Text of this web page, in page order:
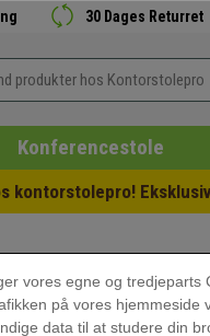
30 Dages Returret
Konferencestole
kontorstolepro!
vores egne og tredjeparts
på vores hjemmeside
data til at studere din